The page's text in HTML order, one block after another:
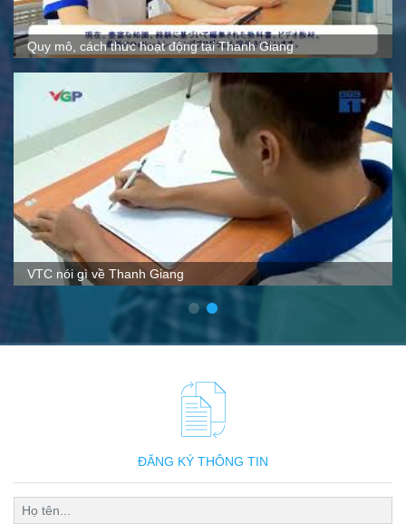
Quy mô, cách thức hoạt động tại Thanh Giang
VTC nói gì về Thanh Giang
ĐĂNG KÝ THÔNG TIN